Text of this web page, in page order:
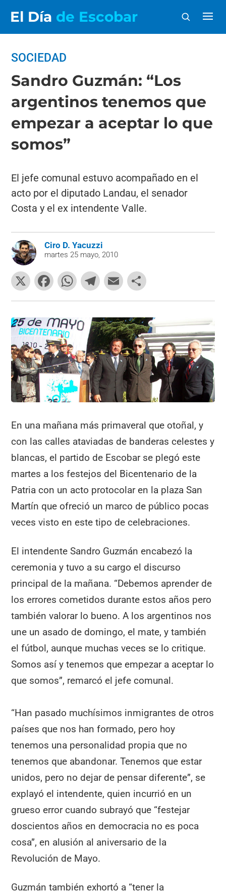
El Día de Escobar
SOCIEDAD
Sandro Guzmán: “Los
argentinos tenemos que
empezar a aceptar lo que
somos”
El jefe comunal estuvo acompañado en el
acto por el diputado Landau, el senador
Costa y el ex intendente Valle.
Ciro D. Yacuzzi
martes 25 mayo, 2010
X
F
a
c
e
b
o
o
k
W
h
at
s
A
p
p
T
el
e
gr
a
m
E
m
ai
l
o
m
p
ar
tir
En una mañana más primaveral que otoñal, y
con las calles ataviadas de banderas celestes y
blancas, el partido de Escobar se plegó este
martes a los festejos del Bicentenario de la
Patria con un acto protocolar en la plaza San
Martín que ofreció un marco de público pocas
veces visto en este tipo de celebraciones.
El intendente Sandro Guzmán encabezó la
ceremonia y tuvo a su cargo el discurso
principal de la mañana. “Debemos aprender de
los errores cometidos durante estos años pero
también valorar lo bueno. A los argentinos nos
une un asado de domingo, el mate, y también
el fútbol, aunque muchas veces se lo critique.
Somos así y tenemos que empezar a aceptar lo
que somos”, remarcó el jefe comunal.
“Han pasado muchísimos inmigrantes de otros
países que nos han formado, pero hoy
tenemos una personalidad propia que no
tenemos que abandonar. Tenemos que estar
unidos, pero no dejar de pensar diferente”, se
explayó el intendente, quien incurrió en un
grueso error cuando subrayó que “festejar
doscientos años en democracia no es poca
cosa”, en alusión al aniversario de la
Revolución de Mayo.
Guzmán también exhortó a “tener la